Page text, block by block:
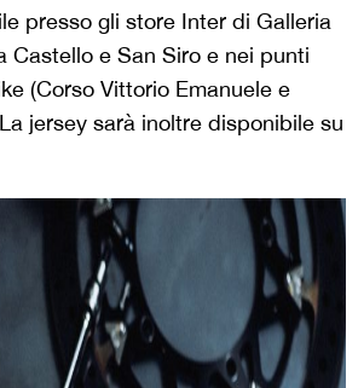
presso gli store Inter di Galleria
Castello e San Siro e nei punti
(Corso Vittorio Emanuele e
jersey sarà inoltre disponibile su